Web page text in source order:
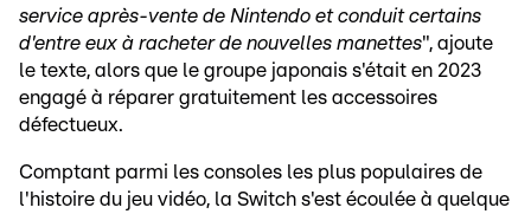
service après-vente de Nintendo et conduit certains
d'entre eux à racheter de nouvelles manettes", ajoute
le texte, alors que le groupe japonais s'était en 2023
engagé à réparer gratuitement les accessoires
défectueux.
Comptant parmi les consoles les plus populaires de
l'histoire du jeu vidéo, la Switch s'est écoulée à quelque